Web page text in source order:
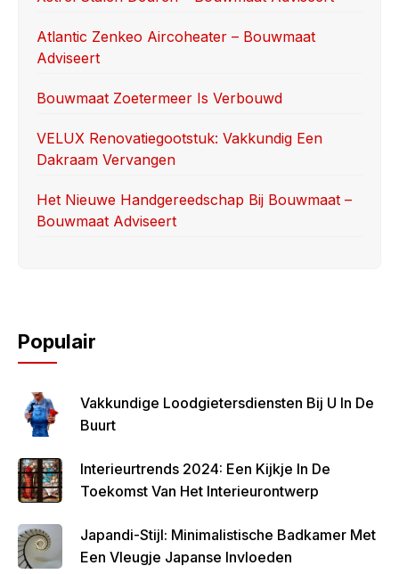
o
k
n
Atlantic Zenkeo Aircoheater – Bouwmaat
Adviseert
Bouwmaat Zoetermeer Is Verbouwd
VELUX Renovatiegootstuk: Vakkundig Een
Dakraam Vervangen
Het Nieuwe Handgereedschap Bij Bouwmaat –
Bouwmaat Adviseert
Populair
Vakkundige Loodgietersdiensten Bij U In De
Buurt
Interieurtrends 2024: Een Kijkje In De
Toekomst Van Het Interieurontwerp
Japandi-Stijl: Minimalistische Badkamer Met
Een Vleugje Japanse Invloeden